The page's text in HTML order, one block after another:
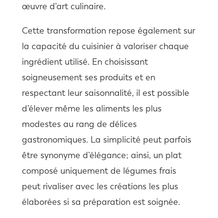
œuvre d’art culinaire.
Cette transformation repose également sur
la capacité du cuisinier à valoriser chaque
ingrédient utilisé. En choisissant
soigneusement ses produits et en
respectant leur saisonnalité, il est possible
d’élever même les aliments les plus
modestes au rang de délices
gastronomiques. La simplicité peut parfois
être synonyme d’élégance; ainsi, un plat
composé uniquement de légumes frais
peut rivaliser avec les créations les plus
élaborées si sa préparation est soignée.